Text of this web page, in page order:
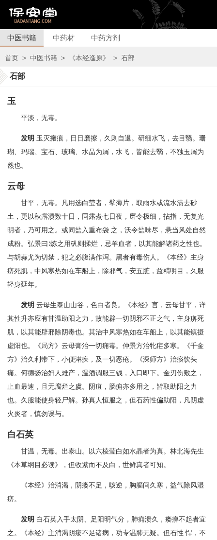
中医书籍 中药材 中药方剂
首页 > 中医书籍 > 《本经逢原》 > 石部
石部
玉
平淡，无毒。
发明 玉灭瘢痕，日日磨擦，久则自退。研细水飞，去目翳。珊
瑚、玛瑙、宝石、玻璃、水晶为屑，水飞，皆能去翳，不独玉屑为
然也。
云母
甘平，无毒。凡用选白莹者，擘薄片，取雨水或流水渍去砂
土，更以秋露渍数十日，同露煮七日夜，磨令极细，拈指，无复光
明者，乃可用之。或同盐入重布袋 之，沃令盐味尽，悬当风处自然
成粉。弘景曰∶炼之用矾则揉烂，忌羊血者，以其能解诸药之性也。
与胡蒜尤为切禁，犯之必腹满作泻。黑者有毒伤人。《本经》主身
痹死肌，中风寒热如在车船上，除邪气，安五脏，益精明目，久服
轻身延年。
发明 云母生泰山山谷，色白者良。《本经》言，云母甘平，详
其性升亦应有甘温助阳之力，故能辟一切阴邪不正之气，主身痹死
肌，以其能辟邪除阴毒也。其治中风寒热如在车船上，以其能镇摄
虚阳也。《局方》云母膏治一切痈毒。仲景方治牝疟多寒。《千金
方》治久利带下，小便淋疾，及一切恶疮。《深师方》治痰饮头
痛。何德扬治妇人难产，温酒调服三钱，入口即下。金刃伤敷之，
止血最速，且无腐烂之虞。阴疽，肠痈亦多用之，皆取助阳之力
也。久服能使身轻尸解。孙真人恒服之，但石药性偏助阳，凡阴虚
火炎者，慎勿误与。
白石英
甘温，无毒。出泰山。以六棱莹白如水晶者为真。林北海先生
《本草纲目必读》，但收紫而不及白，世鲜真者可知。
《本经》治消渴，阴痿不足，咳逆，胸膈间久寒，益气除风湿
痹。
发明 白石英入手太阴、足阳明气分，肺痈溃久，痿痹不起者宜
之。《本经》主消渴阴痿不足诸病，功专温肺无疑。但石性 悍，不